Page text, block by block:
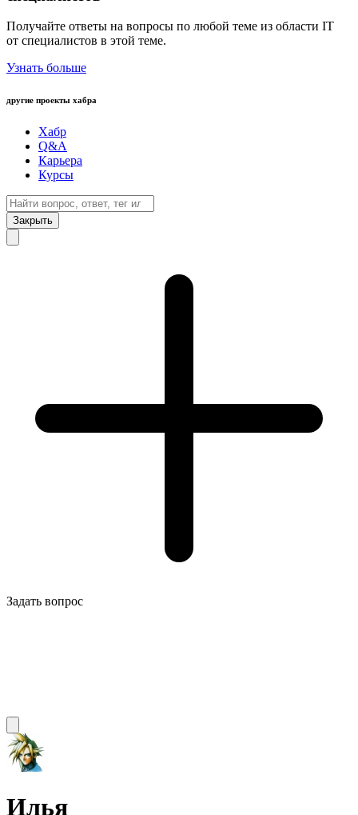
Получайте ответы на вопросы по любой теме из области IT
от специалистов в этой теме.
Узнать больше
другие проекты хабра
Хабр
Q&A
Карьера
Курсы
Закрыть
Задать вопрос
Илья